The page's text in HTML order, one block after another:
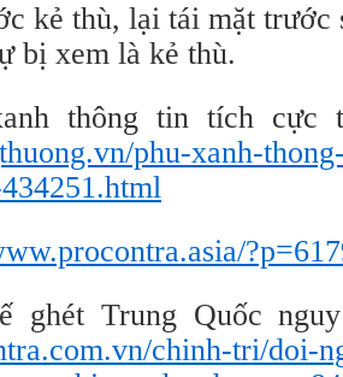
kẻ thù, lại tái mặt trước
bị xem là kẻ thù.
thông tin tích
phu-xanh-
ghét Trung Quốc
chinh-tri/doi-